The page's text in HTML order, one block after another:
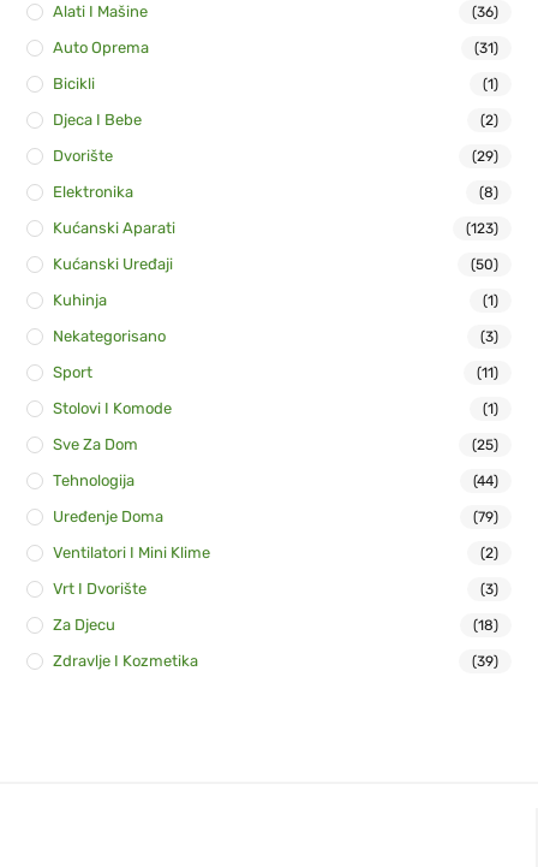
Alati I Mašine (36)
Auto Oprema (31)
Bicikli (1)
Djeca I Bebe (2)
Dvorište (29)
Elektronika (8)
Kućanski Aparati (123)
Kućanski Uređaji (50)
Kuhinja (1)
Nekategorisano (3)
Sport (11)
Stolovi I Komode (1)
Sve Za Dom (25)
Tehnologija (44)
Uređenje Doma (79)
Ventilatori I Mini Klime (2)
Vrt I Dvorište (3)
Za Djecu (18)
Zdravlje I Kozmetika (39)